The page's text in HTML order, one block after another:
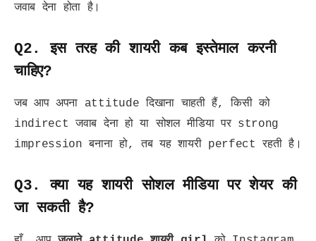
जवाब देना होता है।
Q2. इस तरह की शायरी कब इस्तेमाल करनी
चाहिए?
जब आप अपना attitude दिखाना चाहती हैं, किसी को
indirect जवाब देना हो या सोशल मीडिया पर strong
impression बनाना हो, तब यह शायरी perfect रहती है।
Q3. क्या यह शायरी सोशल मीडिया पर शेयर की
जा सकती है?